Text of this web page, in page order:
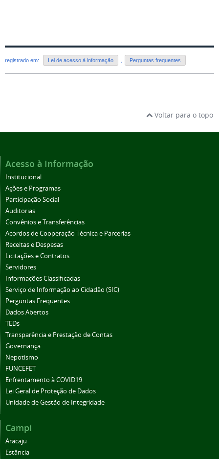
registrado em: Lei de acesso à informação Perguntas frequentes
Voltar para o topo
Acesso à Informação
Institucional
Ações e Programas
Participação Social
Auditorias
Convênios e Transferências
Acordos de Cooperação Técnica e Parcerias
Receitas e Despesas
Licitações e Contratos
Servidores
Informações Classificadas
Serviço de Informação ao Cidadão (SIC)
Perguntas Frequentes
Dados Abertos
TEDs
Transparência e Prestação de Contas
Governança
Nepotismo
FUNCEFET
Enfrentamento à COVID19
Lei Geral de Proteção de Dados
Unidade de Gestão de Integridade
Campi
Aracaju
Estância